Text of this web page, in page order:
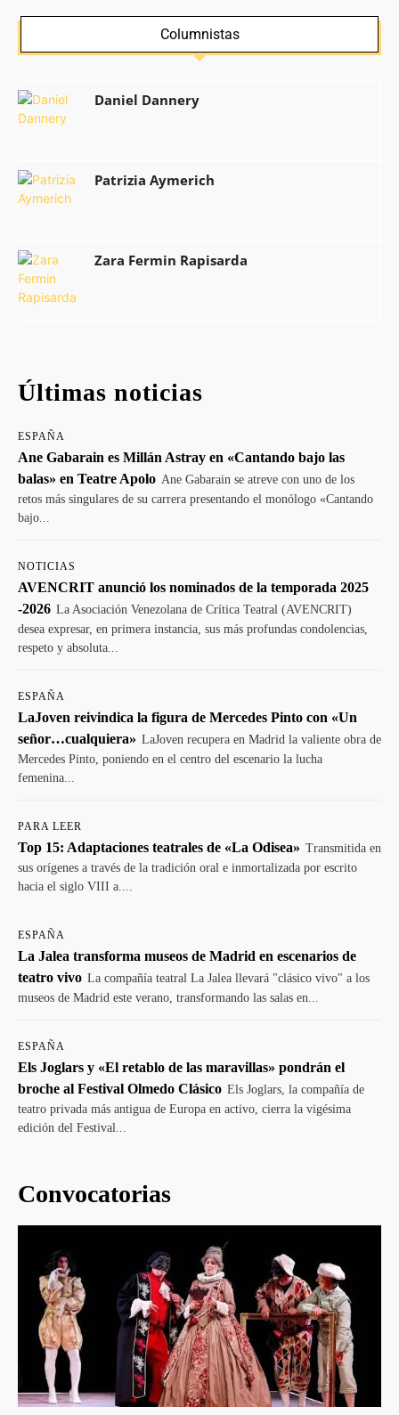
Columnistas
Daniel Dannery
Patrizia Aymerich
Zara Fermin Rapisarda
Últimas noticias
ESPAÑA
Ane Gabarain es Millán Astray en «Cantando bajo las
balas» en Teatre Apolo Ane Gabarain se atreve con uno de los
retos más singulares de su carrera presentando el monólogo «Cantando
bajo...
NOTICIAS
AVENCRIT anunció los nominados de la temporada 2025
-2026 La Asociación Venezolana de Crítica Teatral (AVENCRIT)
desea expresar, en primera instancia, sus más profundas condolencias,
respeto y absoluta...
ESPAÑA
LaJoven reivindica la figura de Mercedes Pinto con «Un
señor…cualquiera» LaJoven recupera en Madrid la valiente obra de
Mercedes Pinto, poniendo en el centro del escenario la lucha
femenina...
PARA LEER
Top 15: Adaptaciones teatrales de «La Odisea» Transmitida en
sus orígenes a través de la tradición oral e inmortalizada por escrito
hacia el siglo VIII a....
ESPAÑA
La Jalea transforma museos de Madrid en escenarios de
teatro vivo La compañía teatral La Jalea llevará "clásico vivo" a los
museos de Madrid este verano, transformando las salas en...
ESPAÑA
Els Joglars y «El retablo de las maravillas» pondrán el
broche al Festival Olmedo Clásico Els Joglars, la compañía de
teatro privada más antigua de Europa en activo, cierra la vigésima
edición del Festival...
Convocatorias